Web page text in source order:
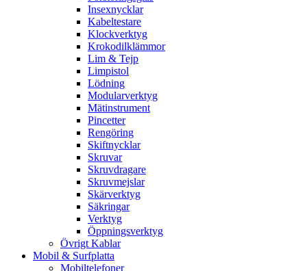
Insexnycklar
Kabeltestare
Klockverktyg
Krokodilklämmor
Lim & Tejp
Limpistol
Lödning
Modularverktyg
Mätinstrument
Pincetter
Rengöring
Skiftnycklar
Skruvar
Skruvdragare
Skruvmejslar
Skärverktyg
Säkringar
Verktyg
Öppningsverktyg
Övrigt Kablar
Mobil & Surfplatta
Mobiltelefoner